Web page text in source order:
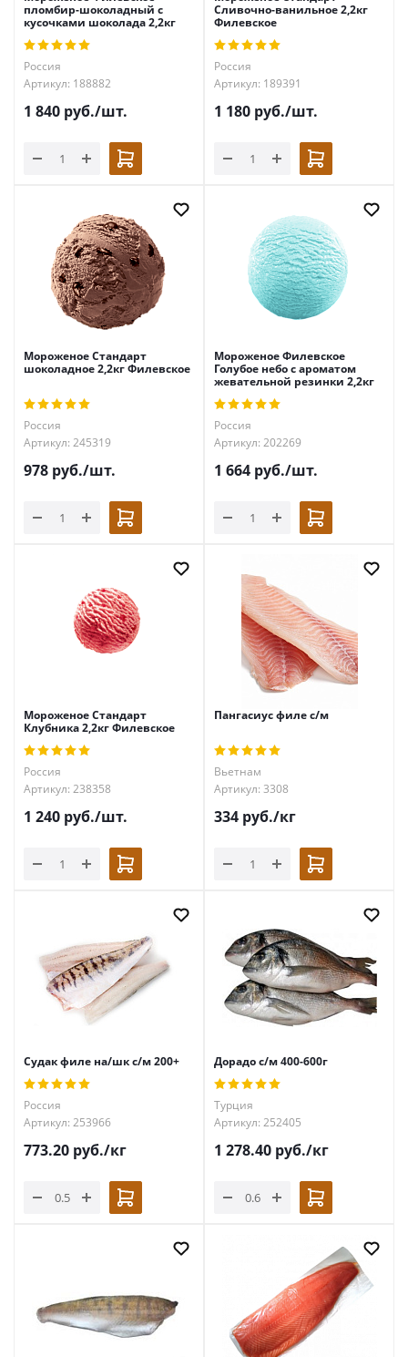
пломбир-шоколадный с
кусочками шоколада 2,2кг
Россия
Артикул: 188882
1 840 руб./шт.
Сливочно-ванильное 2,2кг
Филевское
Россия
Артикул: 189391
1 180 руб./шт.
Мороженое Стандарт
шоколадное 2,2кг Филевское
Россия
Артикул: 245319
978 руб./шт.
Мороженое Филевское
Голубое небо с ароматом
жевательной резинки 2,2кг
Россия
Артикул: 202269
1 664 руб./шт.
Мороженое Стандарт
Клубника 2,2кг Филевское
Россия
Артикул: 238358
1 240 руб./шт.
Пангасиус филе с/м
Вьетнам
Артикул: 3308
334 руб./кг
Судак филе на/шк с/м 200+
Россия
Артикул: 253966
773.20 руб./кг
Дорадо с/м 400-600г
Турция
Артикул: 252405
1 278.40 руб./кг